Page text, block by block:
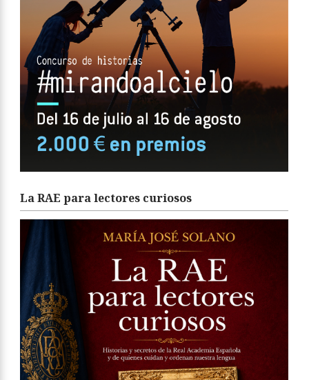
La RAE para lectores curiosos